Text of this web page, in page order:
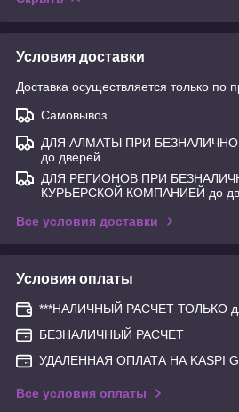
Условия доставки
Доставка осуществляется только по
Самовывоз
ДЛЯ АЛМАТЫ ПРИ
до дверей
ДЛЯ РЕГИОНОВ ПРИ
КУРЬЕРСКОЙ КОМПАНИЕЙ до
Все условия доставки
Условия оплаты
***НАЛИЧНЫЙ РАСЧЕТ ТОЛЬКО
БЕЗНАЛИЧНЫЙ РАСЧЕТ
УДАЛЕННАЯ ОПЛАТА НА KASPI
Все условия оплаты